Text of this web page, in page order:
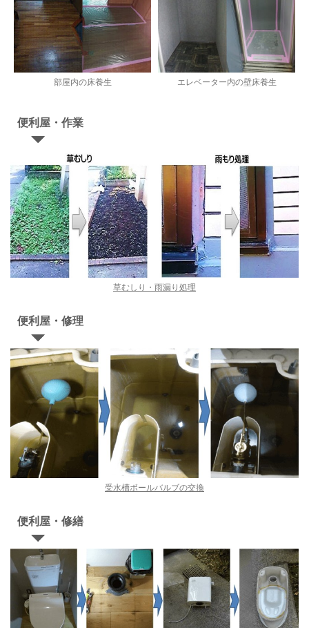
部屋内の床養生 エレベーター内の壁床養生
便利屋・作業
草むしり・雨漏り処理
便利屋・修理
受水槽ボールバルブの交換
便利屋・修繕